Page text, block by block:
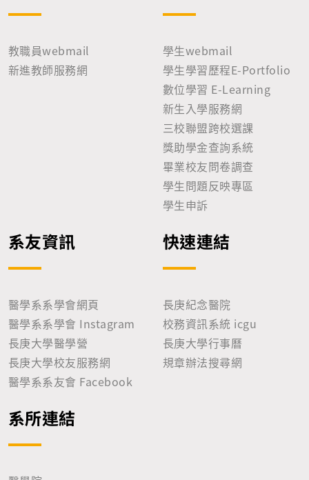
教職員webmail
新進教師服務網
學生webmail
學生學習歷程E-Portfolio
數位學習 E-Learning
新生入學服務網
三校聯盟跨校選課
獎助學金查詢系統
畢業校友問卷調查
學生問題反映專區
學生申訴
系友資訊
醫學系系學會網頁
醫學系系學會 Instagram
長庚大學醫學營
長庚大學校友服務網
醫學系系友會 Facebook
快速連結
長庚紀念醫院
校務資訊系統 icgu
長庚大學行事曆
規章辦法搜尋網
系所連結